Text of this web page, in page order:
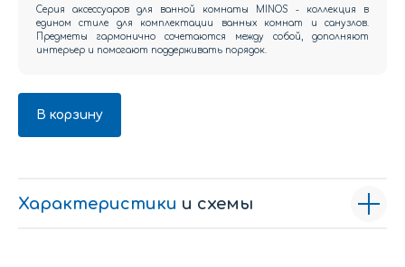
Серия аксессуаров для ванной комнаты MINOS - коллекция в
едином стиле для комплектации ванных комнат и санузлов.
Предметы гармонично сочетаются между собой, дополняют
интерьер и помогают поддерживать порядок.
В корзину
Характеристики и схемы